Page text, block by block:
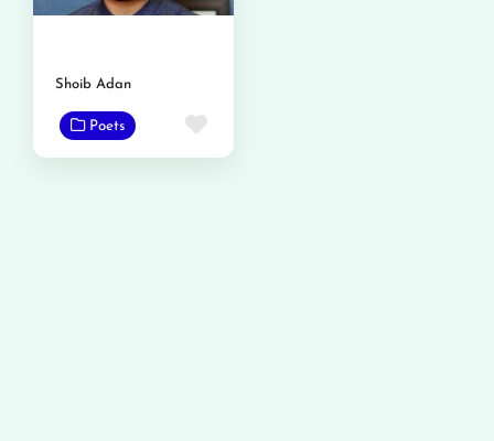
Shoib Adan
Poets Favorite